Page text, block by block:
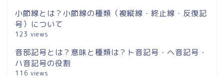
小節線とは？小節線の種類（複縦線・終止線・反復記
号）について
123 views
音部記号とは？意味と種類は？ト音記号・ヘ音記号・
ハ音記号の役割
116 views